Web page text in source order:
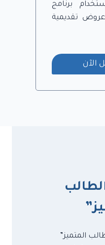
برنامج
عروض تقديمية
الآن
المتميز”